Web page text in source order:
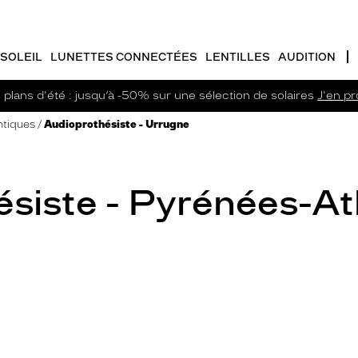
LUNETTES CONNECTÉES LENTILLES AUDITION
plans d'été : jusqu’à -50% sur une sélection de solaires J'en
Audioprothésiste - Urrugne
- Pyrénées-